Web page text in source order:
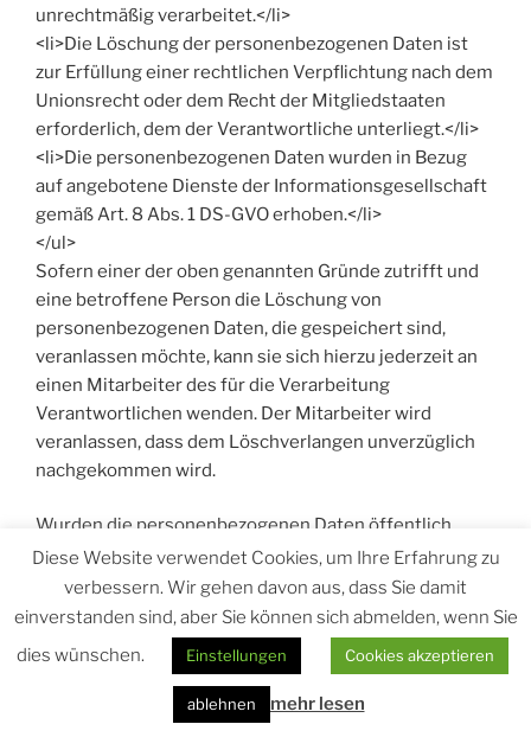
unrechtmäßig verarbeitet.</li>
<li>Die Löschung der personenbezogenen Daten ist
zur Erfüllung einer rechtlichen Verpflichtung nach dem
Unionsrecht oder dem Recht der Mitgliedstaaten
erforderlich, dem der Verantwortliche unterliegt.</li>
<li>Die personenbezogenen Daten wurden in Bezug
auf angebotene Dienste der Informationsgesellschaft
gemäß Art. 8 Abs. 1 DS-GVO erhoben.</li>
</ul>
Sofern einer der oben genannten Gründe zutrifft und
eine betroffene Person die Löschung von
personenbezogenen Daten, die gespeichert sind,
veranlassen möchte, kann sie sich hierzu jederzeit an
einen Mitarbeiter des für die Verarbeitung
Verantwortlichen wenden. Der Mitarbeiter wird
veranlassen, dass dem Löschverlangen unverzüglich
nachgekommen wird.
Wurden die personenbezogenen Daten öffentlich
gemacht und ist unser Unternehmen als
Verantwortlicher gemäß Art. 17 Abs. 1 DS-GVO zur
Löschung der personenbezogenen Daten verpflichtet,
so trifft uns unter Berücksichtigung der verfügbaren
Technologie und der Implementierungskosten
angemessene Maßnahmen, auch technischer Art, um
andere für die Datenverarbeitung Verantwortliche,
Diese Website verwendet Cookies, um Ihre Erfahrung zu
verbessern. Wir gehen davon aus, dass Sie damit
einverstanden sind, aber Sie können sich abmelden, wenn Sie
dies wünschen.
Einstellungen Cookies akzeptieren
ablehnen mehr lesen